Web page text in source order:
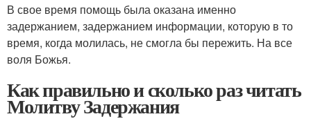
В свое время помощь была оказана именно
задержанием, задержанием информации, которую в то
время, когда молилась, не смогла бы пережить. На все
воля Божья.
Как правильно и сколько раз читать
Молитву Задержания